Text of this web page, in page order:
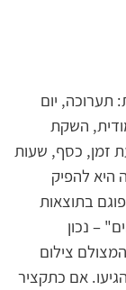
תערוכה, יום
השקת
זמן, כסף, שעות
היא להפיק
בתוצאות
– נכון
צילום
אם כתקציר